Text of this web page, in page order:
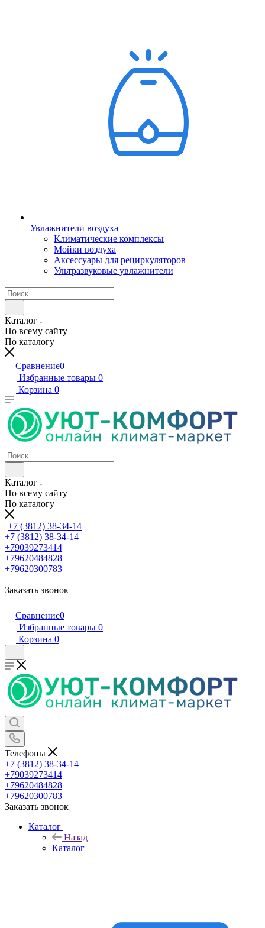
Увлажнители воздуха
Климатические комплексы
Мойки воздуха
Аксессуары для рециркуляторов
Ультразвуковые увлажнители
Каталог
По всему сайту
По каталогу
Сравнение0
Избранные товары 0
Корзина 0
Каталог
По всему сайту
По каталогу
+7 (3812) 38-34-14
+7 (3812) 38-34-14
+79039273414
+79620484828
+79620300783
Заказать звонок
Сравнение0
Избранные товары 0
Корзина 0
Телефоны
+7 (3812) 38-34-14
+79039273414
+79620484828
+79620300783
Заказать звонок
Каталог
Назад
Каталог